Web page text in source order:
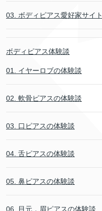
03. ボディピアス愛好家サイト
ボディピアス体験談
01. イヤーロブの体験談
02. 軟骨ピアスの体験談
03. 口ピアスの体験談
04. 舌ピアスの体験談
05. 鼻ピアスの体験談
06. 目元．眉ピアスの体験談